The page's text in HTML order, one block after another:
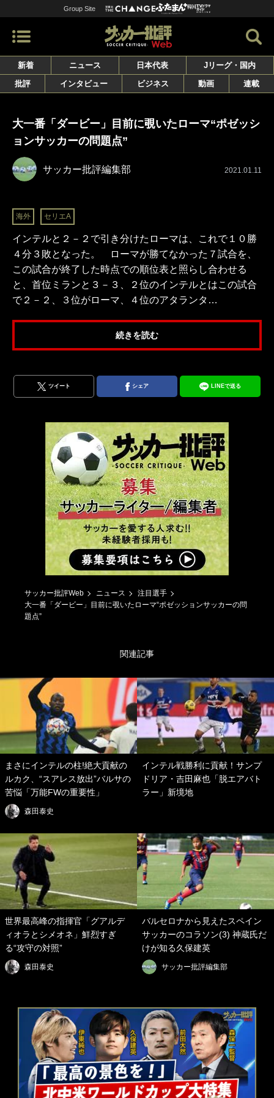
Group Site
新着 ニュース 日本代表
Jリーグ・国内
批評
インタビュー ビジネス 動画 連載
大一番「ダービー」目前に覗いたローマ“ポゼッシ
ョンサッカーの問題点”
サッカー批評編集部 2021.01.11
海外 セリエA
インテルと２－２で引き分けたローマは、これで１０勝
４分３敗となった。 ローマが勝てなかった７試合を、
この試合が終了した時点での順位表と照らし合わせる
と、首位ミランと３－３、２位のインテルとはこの試合
で２－２、３位がローマ、４位のアタランタ…
続きを読む
ツイート シェア LINEで送る
サッカー批評Web ニュース
注目選手
大一番「ダービー」目前に覗いたローマ“ポゼッションサッカーの問
題点”
関連記事
まさにインテルの柱!絶大貢献の
ルカク、“スアレス放出”バルサの
苦悩「万能FWの重要性」
森田泰史
インテル戦勝利に貢献！サンプ
ドリア・吉田麻也「脱エアバト
ラー」新境地
世界最高峰の指揮官「グアルデ
ィオラとシメオネ」鮮烈すぎ
る“攻守の対照”
森田泰史
バルセロナから見えたスペイン
サッカーのコラソン(3) 神蔵氏だ
けが知る久保建英
サッカー批評編集部